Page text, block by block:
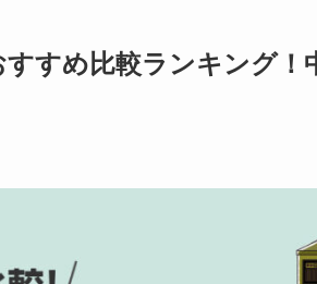
すめ比較ランキング！